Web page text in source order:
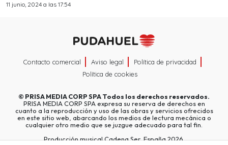
11 junio, 2024 a las 17:54
Contacto comercial Aviso legal
Política de privacidad
Política de cookies
© PRISA MEDIA CORP SPATodos los derechos reservados.
PRISA MEDIA CORP SPA expresa su reserva de derechos en
cuanto a la reproducción y uso de las obras y servicios ofrecidos
en este sitio web, abarcando los medios de lectura mecánica o
cualquier otro medio que se juzgue adecuado para tal fin.
Producción musical Cadena Ser, España 2026.